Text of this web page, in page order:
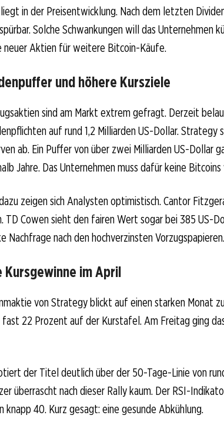
in der Preisentwicklung. Nach dem letzten
Solche Schwankungen will das
neuer Aktien für weitere Bitcoin-Käufe.
und höhere Kursziele
sind am Markt extrem gefragt. Derzeit
auf rund 1,2 Milliarden US-Dollar. Strategy
ab. Ein Puffer von über zwei Milliarden US-Dollar
Jahre. Das Unternehmen muss dafür keine
zeigen sich Analysten optimistisch. Cantor
TD Cowen sieht den fairen Wert sogar bei 385 US-
Nachfrage nach den hochverzinsten Vorzugspapieren.
Kursgewinne im April
von Strategy blickt auf einen starken Monat
fast 22 Prozent auf der Kurstafel. Am Freitag ging
der Titel deutlich über der 50-Tage-Linie von
überrascht nach dieser Rally kaum. Der RSI-
knapp 40. Kurz gesagt: eine gesunde Abkühlung.